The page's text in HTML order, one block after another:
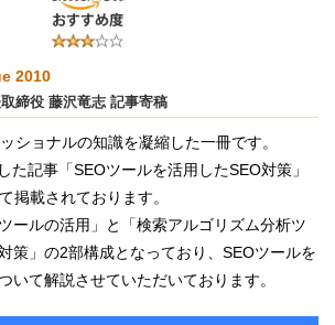
2010
締役 藤沢竜志 記事寄稿
ショナルの知識を凝縮した一冊です。
た記事「SEOツールを活用したSEO対策」
掲載されております。
ールの活用」と「検索アルゴリズム分析ツ
策」の2部構成となっており、SEOツールを
いて解説させていただいております。